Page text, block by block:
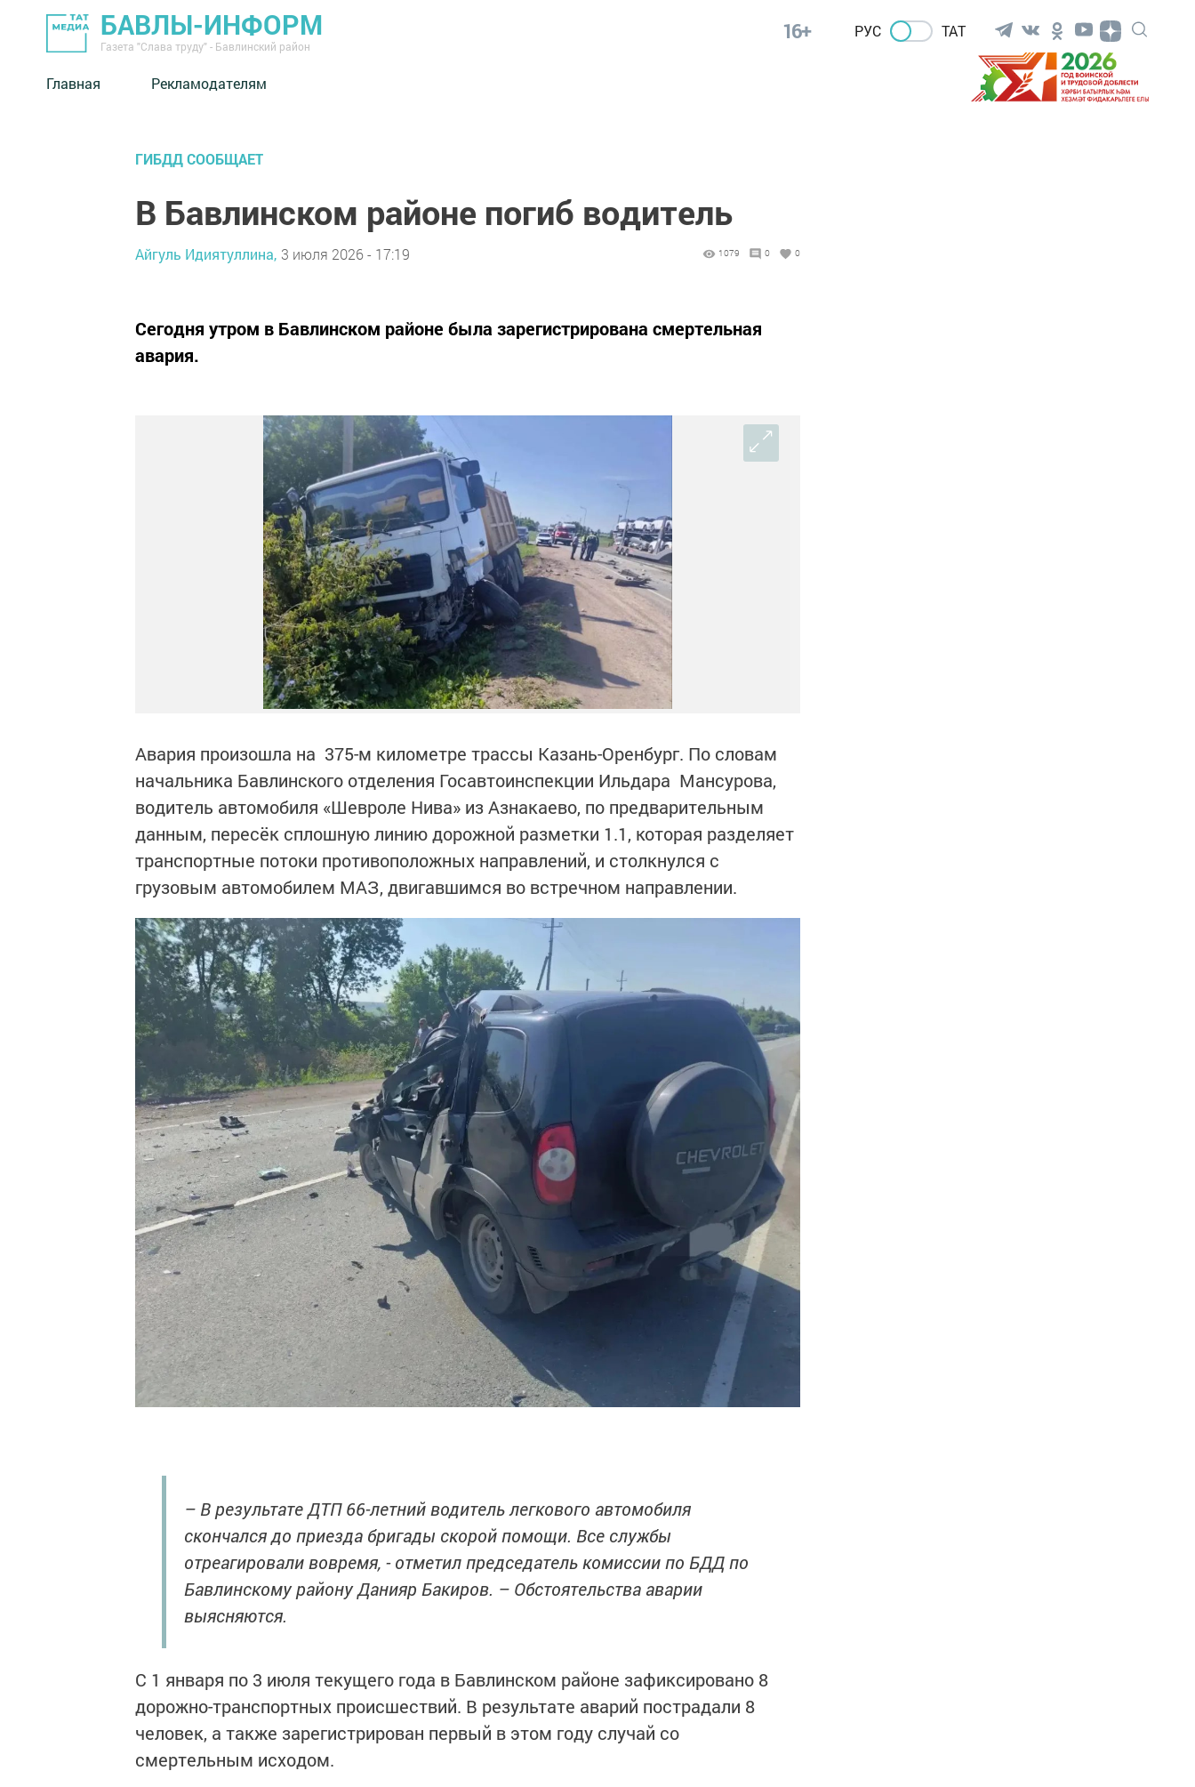
БАВЛЫ-ИНФОРМ
Газета "Слава труду" - Бавлинский район
16+ РУС ТАТ
Главная Рекламодателям
ГИБДД СООБЩАЕТ
В Бавлинском районе погиб водитель
Айгуль Идиятуллина, 3 июля 2026 - 17:19 1079 0 0
Сегодня утром в Бавлинском районе была зарегистрирована смертельная
авария.
Авария произошла на 375-м километре трассы Казань-Оренбург. По словам
начальника Бавлинского отделения Госавтоинспекции Ильдара Мансурова,
водитель автомобиля «Шевроле Нива» из Азнакаево, по предварительным
данным, пересёк сплошную линию дорожной разметки 1.1, которая разделяет
транспортные потоки противоположных направлений, и столкнулся с
грузовым автомобилем МАЗ, двигавшимся во встречном направлении.
– В результате ДТП 66-летний водитель легкового автомобиля
скончался до приезда бригады скорой помощи. Все службы
отреагировали вовремя, - отметил председатель комиссии по БДД по
Бавлинскому району Данияр Бакиров. – Обстоятельства аварии
выясняются.
С 1 января по 3 июля текущего года в Бавлинском районе зафиксировано 8
дорожно-транспортных происшествий. В результате аварий пострадали 8
человек, а также зарегистрирован первый в этом году случай со
смертельным исходом.